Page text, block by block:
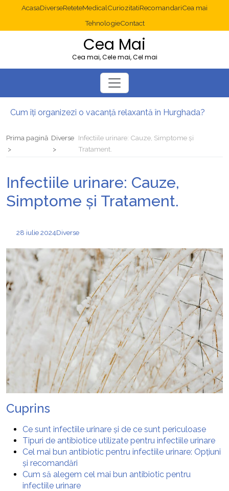
AcasaDiverseReteteMedicalCuriozitatiRecomandariCea mai
TehnologieContact
Cea Mai
Cea mai, Cele mai, Cel mai
Cum îți organizezi o vacanță relaxantă în Hurghada?
Prima pagină Diverse Infectiile urinare: Cauze, Simptome și
Tratament.
Infectiile urinare: Cauze,
Simptome și Tratament.
28 iulie 2024Diverse
Cuprins
Ce sunt infectiile urinare și de ce sunt periculoase
Tipuri de antibiotice utilizate pentru infectiile urinare
Cel mai bun antibiotic pentru infectiile urinare: Opțiuni
și recomandări
Cum să alegem cel mai bun antibiotic pentru
infectiile urinare